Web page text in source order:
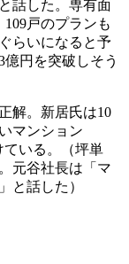
話した。専有面
109戸のプランも
らいになると予
億円を突破しそう
解。新居氏は10
マンション
ている。（坪単
元谷社長は「マ
と話した）